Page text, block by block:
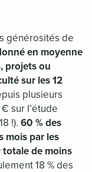
générosités de
en moyenne
projets ou
sur les 12
plusieurs
sur l’étude
!). 60 % des
mois par les
totale de moins
18 % des